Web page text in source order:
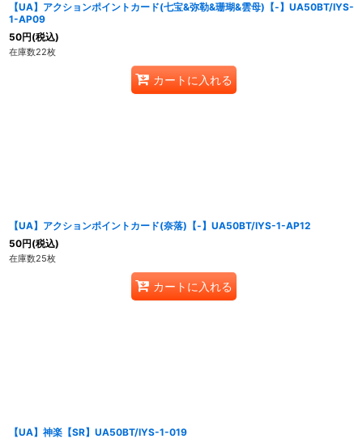
【UA】アクションポイントカード(七宝&弥勒&珊瑚&雲母)【-】UA50BT/IYS-
1-AP09
50円(税込)
在庫数22枚
カートに入れる
【UA】アクションポイントカード(奈落)【-】UA50BT/IYS-1-AP12
50円(税込)
在庫数25枚
カートに入れる
【UA】神楽【SR】UA50BT/IYS-1-019